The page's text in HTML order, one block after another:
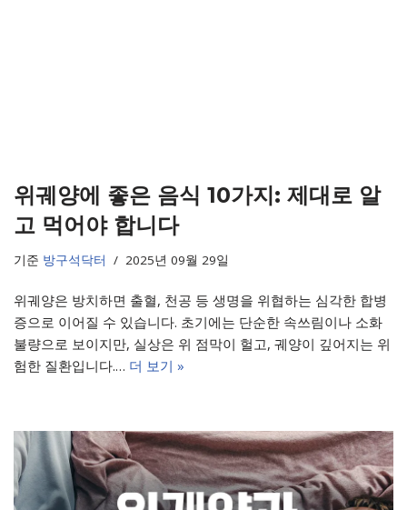
위궤양에 좋은 음식 10가지: 제대로 알
고 먹어야 합니다
기준 방구석닥터 2025년 09월 29일
위궤양은 방치하면 출혈, 천공 등 생명을 위협하는 심각한 합병
증으로 이어질 수 있습니다. 초기에는 단순한 속쓰림이나 소화
불량으로 보이지만, 실상은 위 점막이 헐고, 궤양이 깊어지는 위
험한 질환입니다.… 더 보기 »